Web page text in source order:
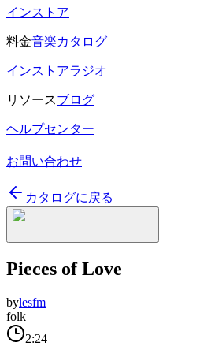
インストア
料金音楽カタログ
インストアラジオ
リソースブログ
ヘルプセンター
お問い合わせ
カタログに戻る
Pieces of Love
bylesfm
folk
2:24